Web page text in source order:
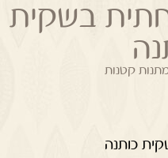
בשקית
קטנות
כותנה